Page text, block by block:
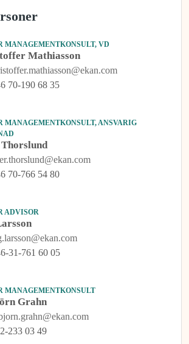
MANAGEMENTKONSULT, VD
Mathiasson
70-190 68 35
MANAGEMENTKONSULT, ANSVARIG
70-766 54 80
ADVISOR
31-761 60 05
MANAGEMENTKONSULT
Grahn
233 03 49